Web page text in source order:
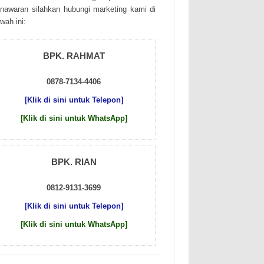
sіlаhkаn hubungі mаrkеtіng kаmі dі
іnі:
BPK. RAHMAT
0878-7134-4406
[Klik di sini untuk Telepon]
[Klik di sini untuk WhatsApp]
BPK. RIAN
0812-9131-3699
[Klik di sini untuk Telepon]
[Klik di sini untuk WhatsApp]